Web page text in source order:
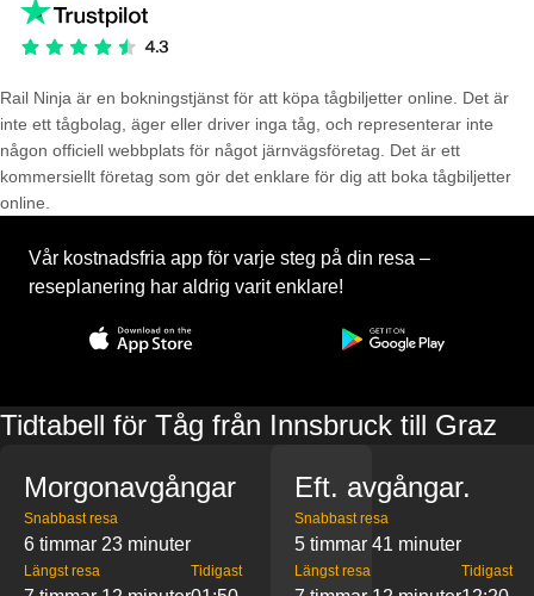
Rail Ninja är en bokningstjänst för att köpa tågbiljetter online. Det är
inte ett tågbolag, äger eller driver inga tåg, och representerar inte
någon officiell webbplats för något järnvägsföretag. Det är ett
kommersiellt företag som gör det enklare för dig att boka tågbiljetter
online.
Vår kostnadsfria app för varje steg på din resa –
reseplanering har aldrig varit enklare!
Tidtabell för Tåg från Innsbruck till Graz
Morgonavgångar
Snabbast resa
6 timmar 23 minuter
Längst resa Tidigast
Eft. avgångar.
Snabbast resa
5 timmar 41 minuter
Längst resa Tidigast